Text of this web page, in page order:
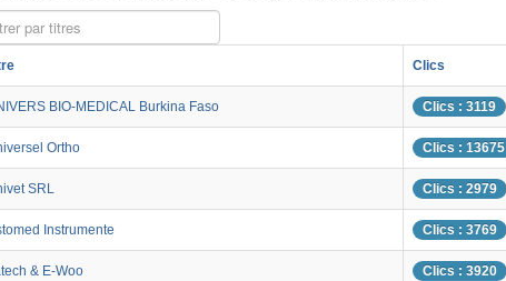
par titres
Clics
BIO-MEDICAL Burkina Faso Clics : 3119
Ortho Clics : 13675
SRL Clics : 2979
Instrumente Clics : 3769
& E-Woo Clics : 3920